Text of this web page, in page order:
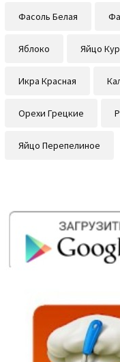
Фасоль Белая
Яблоко Яйцо
Икра Красная
Орехи Грецкие
Яйцо Перепелиное